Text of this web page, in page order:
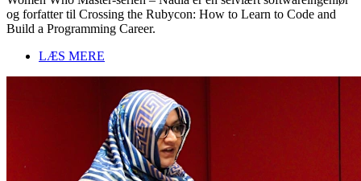
og forfatter til Crossing the Rubycon: How to Learn to Code and
Build a Programming Career.
LÆS MERE